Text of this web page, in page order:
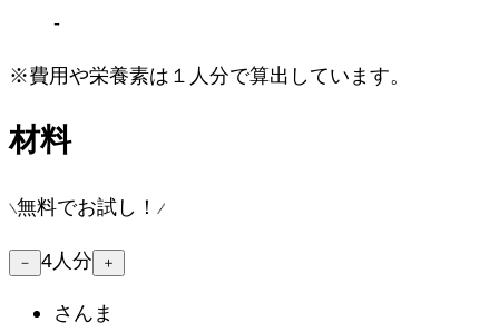
-
※費用や栄養素は １人分で算出しています。
材料
無料でお試し！
－ 4人分 ＋
さんま